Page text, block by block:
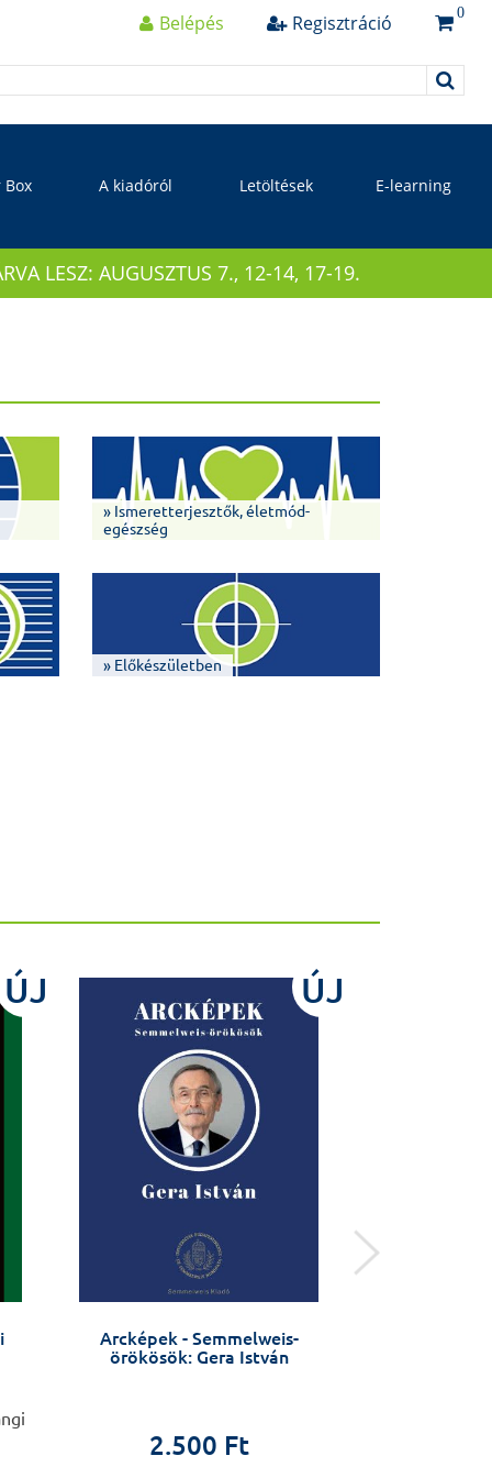
Belépés Regisztráció 0
Box A kiadóról Letöltések E-learning
LESZ: AUGUSZTUS 7., 12-14, 17-19.
» Ismeretterjesztők, életmód-
egészség
» Előkészületben
ÚJ ÚJ
Arcképek - Semmelweis-
örökösök: Gera István
2.500 Ft